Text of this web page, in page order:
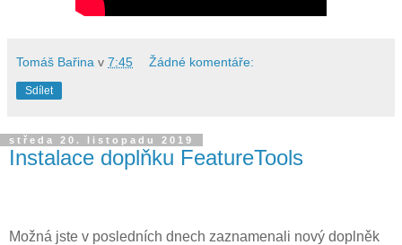
Tomáš Bařina v 7:45 Žádné komentáře:
Sdílet
středa 20. listopadu 2019
Instalace doplňku FeatureTools
Možná jste v posledních dnech zaznamenali nový doplněk